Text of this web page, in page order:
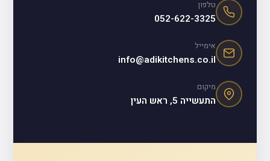
טלפון
052-622-3325
אימייל
info@adikitchens.co.il
מיקום
התעשייה 5, ראש העין